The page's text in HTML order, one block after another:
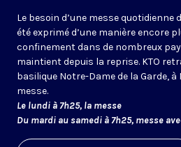
Le besoin d’une messe quotidienne
été exprimé d’une manière encore
confinement dans de nombreux
maintient depuis la reprise. KTO
basilique Notre-Dame de la Garde,
messe.
Le lundi à 7h25, la messe
Du mardi au samedi à 7h25, messe